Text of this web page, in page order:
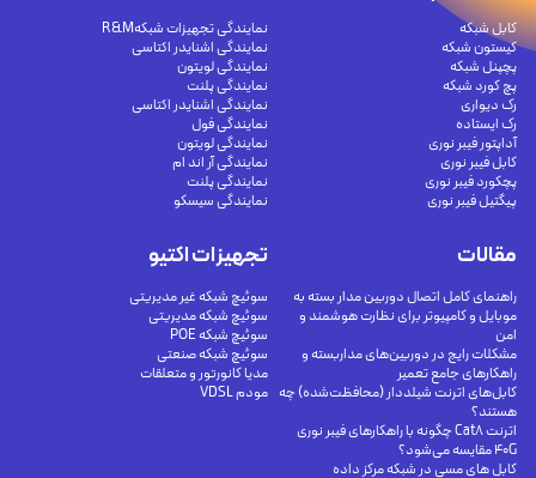
کابل شبکه
کیستون شبکه
پچپنل شبکه
پچ کورد شبکه
رک دیواری
رک ایستاده
آداپتور فیبر نوری
کابل فیبر نوری
پچکورد فیبر نوری
پیگتیل فیبر نوری
تجهیزات اکتیو
سوئیچ شبکه غیر مدیریتی
سوئیچ شبکه مدیریتی
سوئیچ شبکه POE
سوئیچ شبکه صنعتی
مدیا کانورتور و متعلقات
مودم VDSL
نمایندگی تجهیزات شبکهR&M
نمایندگی اشنایدر اکتاسی
نمایندگی لویتون
نمایندگی پلنت
نمایندگی اشنایدر اکتاسی
نمایندگی فول
نمایندگی لویتون
نمایندگی آر اند ام
نمایندگی پلنت
نمایندگی سیسکو
مقالات
راهنمای کامل اتصال دوربین مدار بسته به
موبایل و کامپیوتر برای نظارت هوشمند و
امن
مشکلات رایج در دوربین‌های مداربسته و
راهکارهای جامع تعمیر
کابل‌های اترنت شیلددار (محافظت‌شده) چه
هستند؟
اترنت Cat8 چگونه با راهکارهای فیبر نوری
40G مقایسه می‌شود؟
کابل های مسی در شبکه مرکز داده